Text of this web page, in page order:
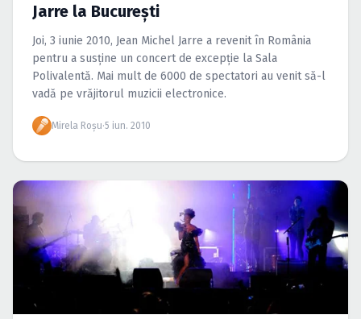
Jarre la Bucureşti
Joi, 3 iunie 2010, Jean Michel Jarre a revenit în România
pentru a susţine un concert de excepţie la Sala
Polivalentă. Mai mult de 6000 de spectatori au venit să-l
vadă pe vrăjitorul muzicii electronice.
Mirela Roşu·5 iun. 2010